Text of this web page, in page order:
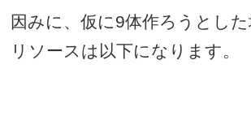
因みに、仮に9体作ろうとし
リソースは以下になります。